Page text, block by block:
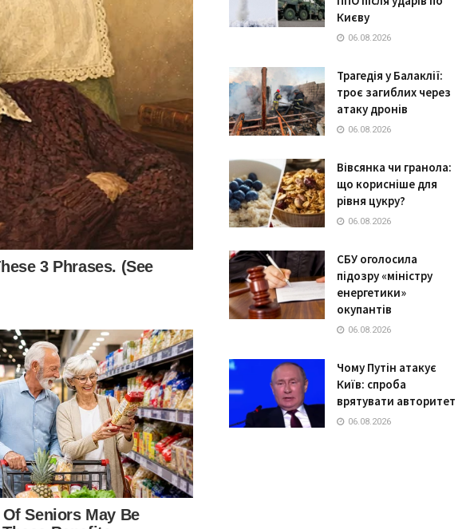
Києву
06.08.2026
Трагедія у Балаклії:
троє загиблих через
атаку дронів
06.08.2026
Вівсянка чи гранола:
що корисніше для
рівня цукру?
06.08.2026
СБУ оголосила
підозру «міністру
енергетики»
окупантів
06.08.2026
Чому Путін атакує
Київ: спроба
врятувати авторитет
06.08.2026